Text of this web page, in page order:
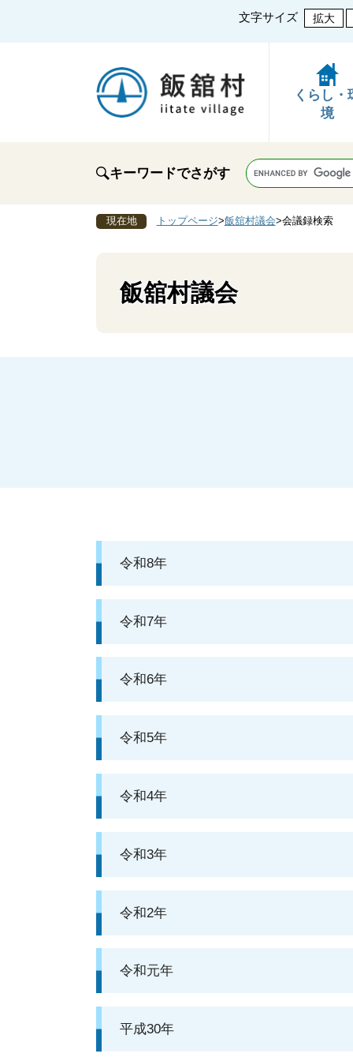
文字サイズ 拡大
くらし・
境
キーワードでさがす
現在地 トップページ>飯舘村議会>会議録検索
飯舘村議会
令和8年
令和7年
令和6年
令和5年
令和4年
令和3年
令和2年
令和元年
平成30年